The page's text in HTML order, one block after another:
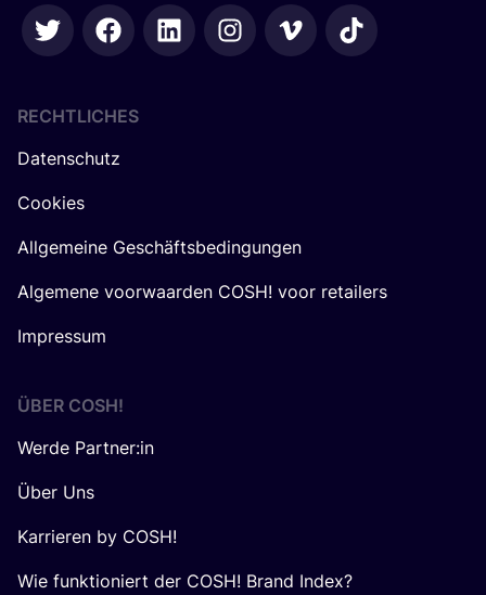
RECHTLICHES
Datenschutz
Cookies
Allgemeine Geschäftsbedingungen
Algemene voorwaarden COSH! voor retailers
Impressum
ÜBER COSH!
Werde Partner:in
Über Uns
Karrieren by COSH!
Wie funktioniert der COSH! Brand Index?